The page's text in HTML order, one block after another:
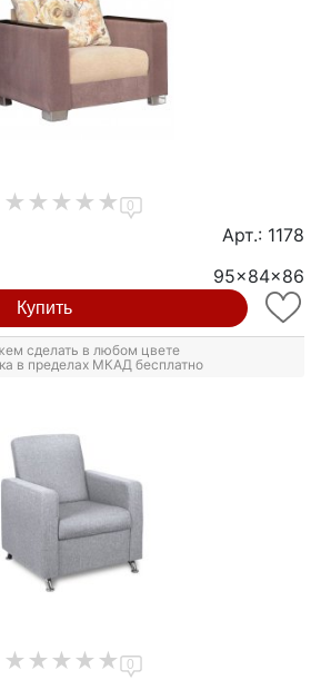
0
Арт.: 1178
95x84x86
Купить
сделать в любом цвете
в пределах МКАД бесплатно
0